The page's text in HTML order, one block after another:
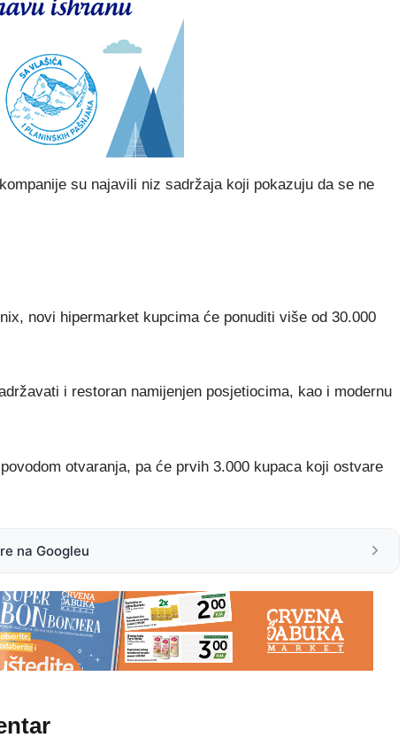
su najavili niz sadržaja koji pokazuju da se ne
novi hipermarket kupcima će ponuditi više od 30.000
i restoran namijenjen posjetiocima, kao i modernu
otvaranja, pa će prvih 3.000 kupaca koji ostvare
na Googleu